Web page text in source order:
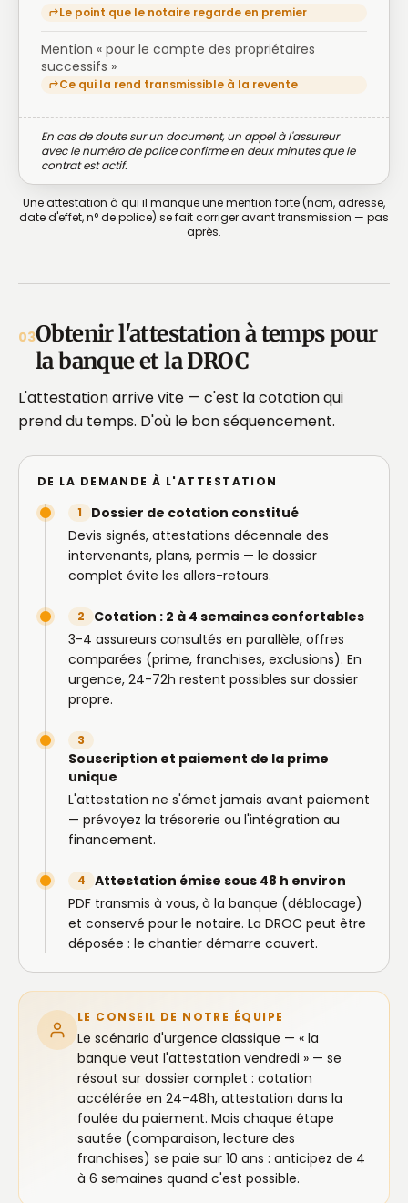
Le point que le notaire regarde en premier
Mention « pour le compte des propriétaires
successifs »
Ce qui la rend transmissible à la revente
En cas de doute sur un document, un appel à l'assureur
avec le numéro de police confirme en deux minutes que le
contrat est actif.
Une attestation à qui il manque une mention forte (nom, adresse,
date d'effet, n° de police) se fait corriger avant transmission — pas
après.
03Obtenir l'attestation à temps pour
la banque et la DROC
L'attestation arrive vite — c'est la cotation qui
prend du temps. D'où le bon séquencement.
DE LA DEMANDE À L'ATTESTATION
1
Dossier de cotation constitué
Devis signés, attestations décennale des
intervenants, plans, permis — le dossier
complet évite les allers-retours.
2
Cotation : 2 à 4 semaines confortables
3-4 assureurs consultés en parallèle, offres
comparées (prime, franchises, exclusions). En
urgence, 24-72h restent possibles sur dossier
propre.
3
Souscription et paiement de la prime
unique
L'attestation ne s'émet jamais avant paiement
— prévoyez la trésorerie ou l'intégration au
financement.
4
Attestation émise sous 48 h environ
PDF transmis à vous, à la banque (déblocage)
et conservé pour le notaire. La DROC peut être
déposée : le chantier démarre couvert.
LE CONSEIL DE NOTRE ÉQUIPE
Le scénario d'urgence classique — « la
banque veut l'attestation vendredi » — se
résout sur dossier complet : cotation
accélérée en 24-48h, attestation dans la
foulée du paiement. Mais chaque étape
sautée (comparaison, lecture des
franchises) se paie sur 10 ans : anticipez de 4
à 6 semaines quand c'est possible.